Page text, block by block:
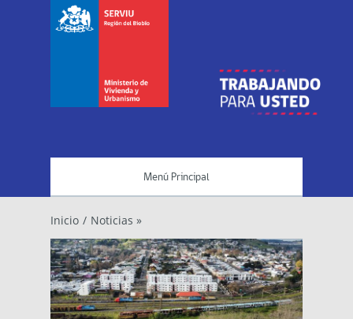
Menú Principal
Inicio / Noticias »